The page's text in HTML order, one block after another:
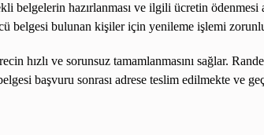
belgelerin hazırlanması ve ilgili ücretin
belgesi bulunan kişiler için yenileme işlemi
hızlı ve sorunsuz tamamlanmasını sağlar.
başvuru sonrası adrese teslim edilmekte ve